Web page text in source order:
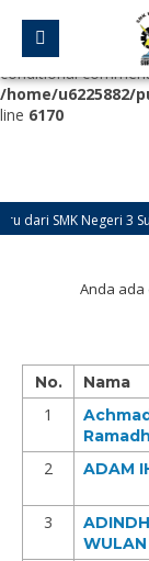
Deprecated
:
with an argument
conditional
/home/u6225882/
line 6170
SMK Negeri 3
Anda ada
No. Nama
1
2 ADAM
3
WULAN